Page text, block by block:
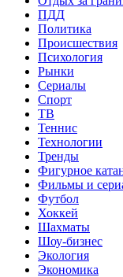
ПДД
Политика
Происшествия
Психология
Рынки
Сериалы
Спорт
ТВ
Теннис
Технологии
Тренды
Фигурное
Фильмы и
Футбол
Хоккей
Шахматы
Шоу-бизнес
Экология
Экономика